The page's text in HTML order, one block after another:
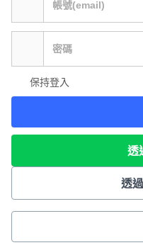
保持登入
透
透